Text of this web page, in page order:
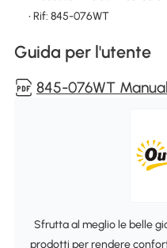
• Rif: 845-076WT
Guida per l'utente
845-076WT
Sfrutta al meglio le belle
prodotti per rendere